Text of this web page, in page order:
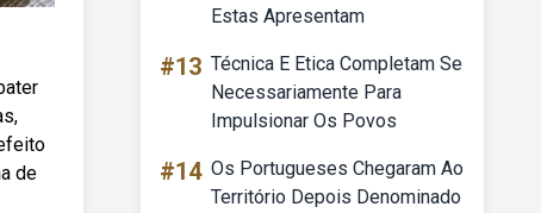
de
Estas Apresentam
#13 Técnica E Etica Completam Se
Necessariamente Para
Impulsionar Os Povos
#14 Os Portugueses Chegaram Ao
Território Depois Denominado